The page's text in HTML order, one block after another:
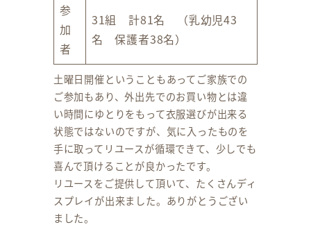
参
加
者
31組 計81名 （乳幼児43
名 保護者38名）
土曜日開催ということもあってご家族での
ご参加もあり、外出先でのお買い物とは違
い時間にゆとりをもって衣服選びが出来る
状態ではないのですが、気に入ったものを
手に取ってリユースが循環できて、少しでも
喜んで頂けることが良かったです。
リユースをご提供して頂いて、たくさんディ
スプレイが出来ました。ありがとうござい
ました。